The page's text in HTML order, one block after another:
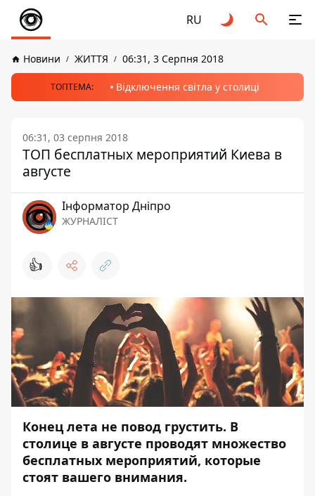
RU
Новини ЖИТТЯ 06:31, 3 Серпня 2018
ТОПТЕМА: Відключення світла у столиці
06:31, 03 серпня 2018
ТОП бесплатных мероприятий Киева в
августе
Інформатор Дніпро
ЖУРНАЛІСТ
👍
Конец лета не повод грустить. В
столице в августе проводят множество
бесплатных мероприятий, которые
стоят вашего внимания.